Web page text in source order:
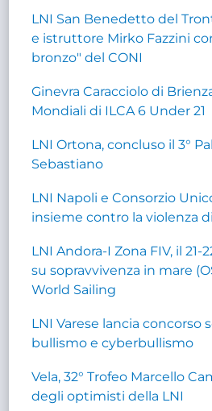
LNI San Benedetto del
e istruttore Mirko Fazzini
bronzo" del CONI
Ginevra Caracciolo di
Mondiali di ILCA 6 Under 21
LNI Ortona, concluso il 3°
Sebastiano
LNI Napoli e Consorzio
insieme contro la violenza
LNI Andora-I Zona FIV, il 21-
su sopravvivenza in mare
World Sailing
LNI Varese lancia concorso
bullismo e cyberbullismo
Vela, 32° Trofeo Marcello
degli optimisti della LNI